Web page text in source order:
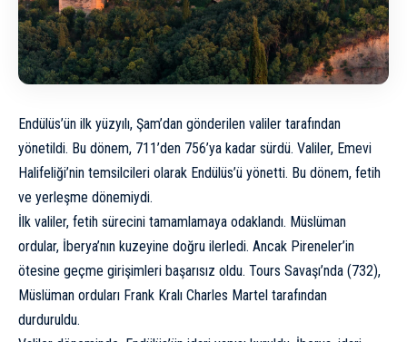
Endülüs’ün ilk yüzyılı, Şam’dan gönderilen valiler tarafından
yönetildi. Bu dönem, 711’den 756’ya kadar sürdü. Valiler, Emevi
Halifeliği’nin temsilcileri olarak Endülüs’ü yönetti. Bu dönem, fetih
ve yerleşme dönemiydi.
İlk valiler, fetih sürecini tamamlamaya odaklandı. Müslüman
ordular, İberya’nın kuzeyine doğru ilerledi. Ancak Pireneler’in
ötesine geçme girişimleri başarısız oldu. Tours Savaşı’nda (732),
Müslüman orduları Frank Kralı Charles Martel tarafından
durduruldu.